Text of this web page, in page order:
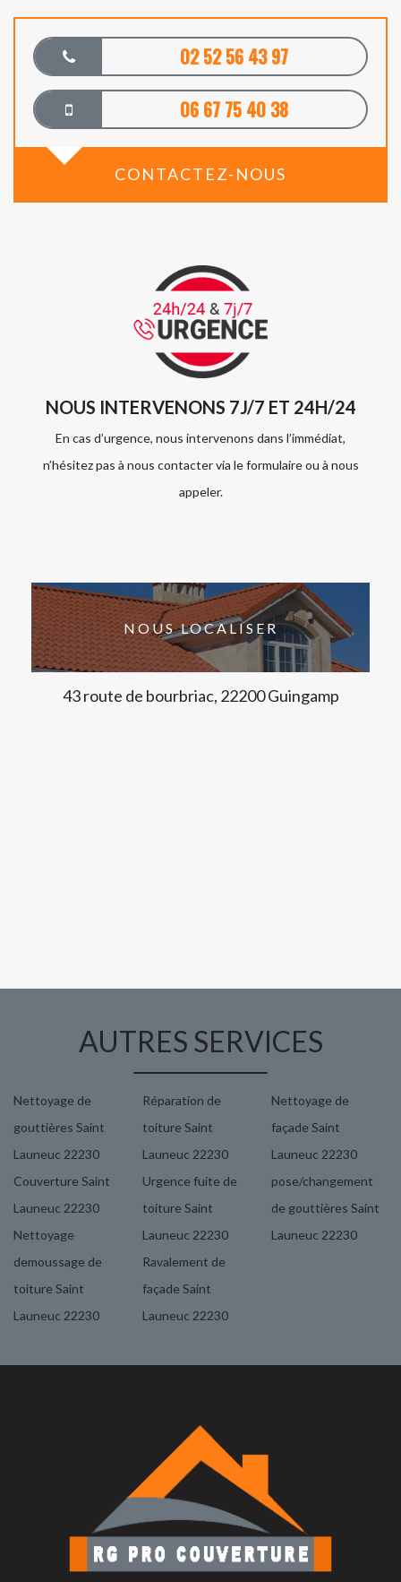
02 52 56 43 97
06 67 75 40 38
CONTACTEZ-NOUS
NOUS INTERVENONS 7J/7 ET 24H/24
En cas d’urgence, nous intervenons dans l’immédiat,
n’hésitez pas à nous contacter via le formulaire ou à nous
appeler.
NOUS LOCALISER
43 route de bourbriac, 22200 Guingamp
AUTRES SERVICES
Nettoyage de
gouttières Saint
Launeuc 22230
Couverture Saint
Launeuc 22230
Nettoyage
demoussage de
toiture Saint
Launeuc 22230
Réparation de
toiture Saint
Launeuc 22230
Urgence fuite de
toiture Saint
Launeuc 22230
Ravalement de
façade Saint
Launeuc 22230
Nettoyage de
façade Saint
Launeuc 22230
pose/changement
de gouttières Saint
Launeuc 22230